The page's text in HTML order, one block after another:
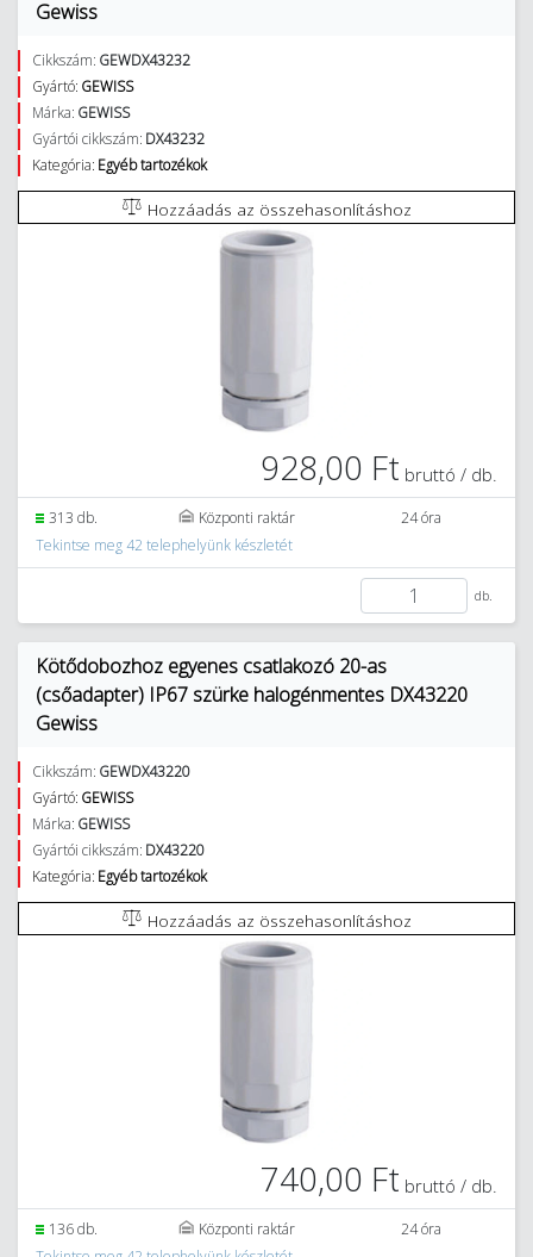
Gewiss
Cikkszám: GEWDX43232
Gyártó: GEWISS
Márka: GEWISS
Gyártói cikkszám: DX43232
Kategória: Egyéb tartozékok
Hozzáadás az összehasonlításhoz
928,00 Ft bruttó / db.
313 db. Központi raktár
24 óra
Tekintse meg 42 telephelyünk készletét
db.
Kötődobozhoz egyenes csatlakozó 20-as
(csőadapter) IP67 szürke halogénmentes DX43220
Gewiss
Cikkszám: GEWDX43220
Gyártó: GEWISS
Márka: GEWISS
Gyártói cikkszám: DX43220
Kategória: Egyéb tartozékok
Hozzáadás az összehasonlításhoz
740,00 Ft bruttó / db.
136 db. Központi raktár
24 óra